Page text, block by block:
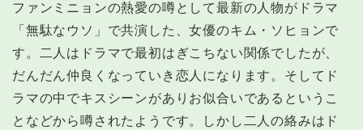
ファンミニョンの熱愛の噂として最新の人物がドラマ
「無駄なウソ」で共演した、女優のキム・ソヒョンで
す。二人はドラマで最初はぎこちない関係でしたが、
だんだん仲良くなっていき恋人になります。そしてド
ラマの中でキスシーンがありお似合いであるというこ
となどから噂されたようです。しかし二人の絡みはド